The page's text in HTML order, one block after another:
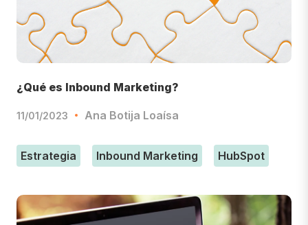
¿Qué es Inbound Marketing?
11/01/2023 Ana Botija Loaísa
Estrategia Inbound Marketing HubSpot